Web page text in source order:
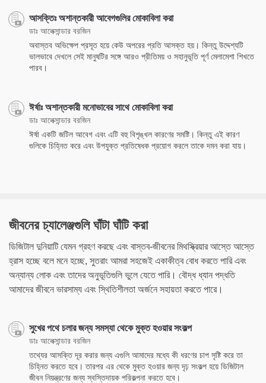
আসক্তিঃ অশান্তকারী আবেগগুলির মোকাবিলা করা
ডাঃ আলেক্সান্ডার বরজিন
অবাস্তব অভিক্ষেপ প্রসূত হয়ে কেউ অপরের প্রতি আসক্ত হয়। কিন্তু উদ্দেশ্যটি
ভালভাবে দেখলে সেই মানুষটির সঙ্গে আরও প্রীতিময় ও সহানুভূতি পূর্ণ মেলামেশা শিখতে
পারব।
ঈর্ষাঃ অশান্তকারী মনোভাবের সাথে মোকাবিলা করা
ডাঃ আলেক্সান্ডার বরজিন
ঈর্ষা একটি জটিল আবেগ এবং এটি বহু বিশৃঙ্খল কারণের সমষ্টি। কিন্তু এই কারণ
গুলিকে চিহ্নিত করে এবং উপযুক্ত প্রতিষেধক প্রয়োগ করলে তাকে দমন করা যায়।
জীবনের চ্যালেঞ্জগুলি ঘাঁটা ঘাঁটি করা
ডিজিটাল দুনিয়াটি যেমন গ্রহণ করছে এবং বাস্তব-জীবনের মিথস্ক্রিয়ার আস্তে আস্তে
হ্রাস হচ্ছে বলে মনে হচ্ছে, সুতরাং আমরা সহজেই একাকীত্ব বোধ করতে পারি এবং
অন্যান্য লোক এবং তাদের অনুভূতিগুলি ভুলে যেতে পারি। বৌদ্ধ ধ্যান পদ্ধতি
আমাদের জীবনে ভারসাম্য এবং স্থিতিশীলতা অর্জনে সহায়তা করতে পারে।
সুখের পথে চলার জন্য সমস্যা থেকে মুক্ত হওয়ার সংকল্প
ডাঃ আলেক্সান্ডার বরজিন
তথ্যের আসক্তি দূর করার জন্য এগুলি আমাদের মধ্যে কী ধরণের চাপ সৃষ্টি করে তা
চিহ্নিত করতে হবে। তারপর এর থেকে মুক্ত হওয়ার জন্য দৃঢ় সংকল্প হয়ে ডিজিটাল
জীবন নিয়ন্ত্রণের জন্য স্বস্তিদায়ক পরিকল্পনা করতে হবে।